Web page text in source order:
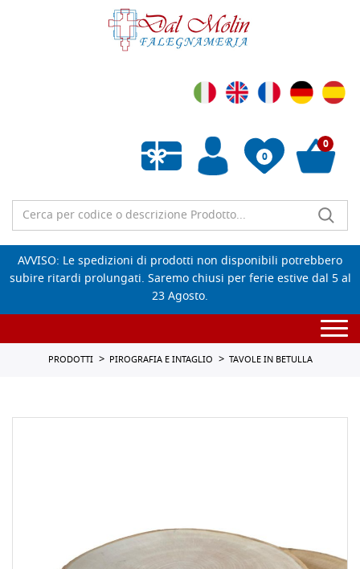
0
Wishlist vuota
0
AVVISO: Le spedizioni di prodotti non disponibili potrebbero
subire ritardi prolungati. Saremo chiusi per ferie estive dal 5 al
23 Agosto.
PRODOTTI PIROGRAFIA E INTAGLIO TAVOLE IN BETULLA